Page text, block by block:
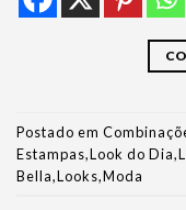
Postado em
Estampas,Look do Dia,
Bella,Looks,Moda